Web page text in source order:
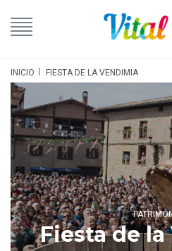
INICIO FIESTA DE LA VENDIMIA
Fiesta de